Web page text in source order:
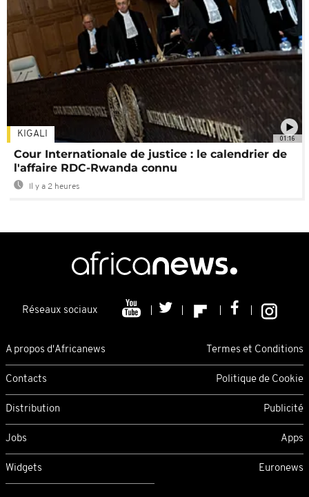
01:16
KIGALI
Cour Internationale de justice : le calendrier de
l'affaire RDC-Rwanda connu
Il y a 2 heures
Réseaux sociaux
A propos d'Africanews Termes et Conditions
Contacts Politique de Cookie
Distribution Publicité
Jobs Apps
Widgets Euronews